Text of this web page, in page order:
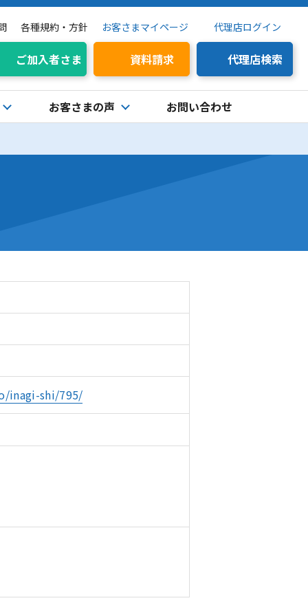
各種規約・方針 お客さまマイページ 代理店ログイン
ご加入者さま 資料請求 代理店検索
お客さまの声 お問い合わせ
inagi-shi/795/